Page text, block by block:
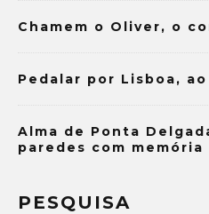
Chamem o Oliver, o
Pedalar por Lisboa,
Alma de Ponta
paredes com memória
PESQUISA